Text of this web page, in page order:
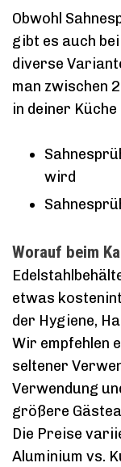
Obwohl
gibt es auch
diverse
man zwischen
in deiner
wird
Worauf beim
etwas
der Hygiene,
Wir empfehlen
seltener
Verwendung
größere
Die Preise
Aluminium vs.